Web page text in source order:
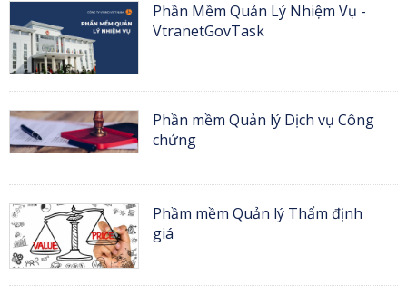
Phần Mềm Quản Lý Nhiệm Vụ -
VtranetGovTask
Phần mềm Quản lý Dịch vụ Công
chứng
Phầm mềm Quản lý Thẩm định
giá